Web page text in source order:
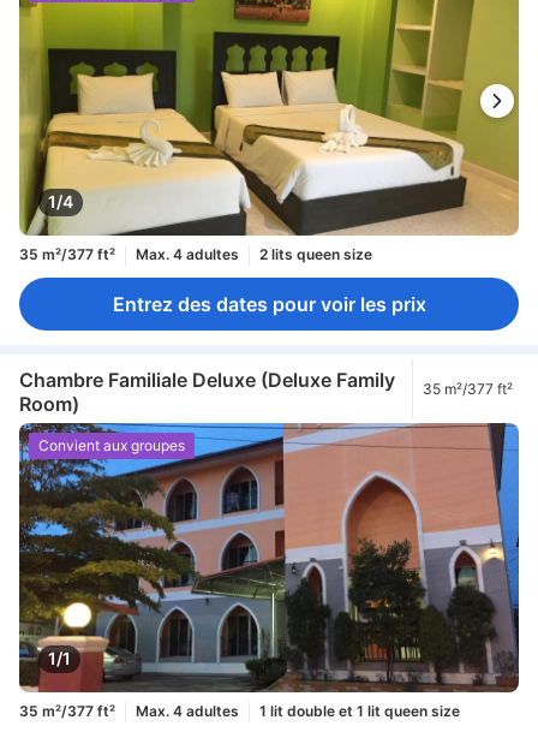
1/4
35 m²/377 ft² Max. 4 adultes 2 lits queen size
Entrez des dates pour voir les prix
Chambre Familiale Deluxe (Deluxe Family
Room)
35 m²/377 ft²
1/1
Convient aux groupes
35 m²/377 ft² Max. 4 adultes 1 lit double et 1 lit queen size